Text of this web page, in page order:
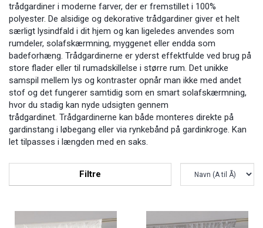
trådgardiner i moderne farver, der er fremstillet i 100%
polyester. De alsidige og dekorative trådgardiner giver et helt
særligt lysindfald i dit hjem og kan ligeledes anvendes som
rumdeler, solafskærmning, myggenet eller endda som
badeforhæng. Trådgardinerne er yderst effektfulde ved brug på
store flader eller til rumadskillelse i større rum. Det unikke
samspil mellem lys og kontraster opnår man ikke med andet
stof og det fungerer samtidig som en smart solafskærmning,
hvor du stadig kan nyde udsigten gennem
trådgardinet. Trådgardinerne kan både monteres direkte på
gardinstang i løbegang eller via rynkebånd på gardinkroge. Kan
let tilpasses i længden med en saks.
Filtre